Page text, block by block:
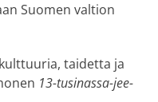
Suomen valtion
taidetta ja
13-tusinassa-jee-